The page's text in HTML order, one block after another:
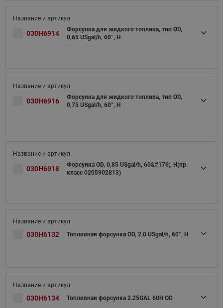
030H6914
Форсунка для жидкого топлива, тип OD,
0,65 USgal/h, 60°, H
030H6916
Форсунка для жидкого топлива, тип OD,
0,75 USgal/h, 60°, H
030H6918
Форсунка OD, 0,85 USgal/h, 60&#176;, H(пр.
класс 0205902813)
030H6132 Топливная форсунка OD, 2,0 USgal/h, 60°, H
030H6134 Топливная форсунка 2.25GAL 60H OD